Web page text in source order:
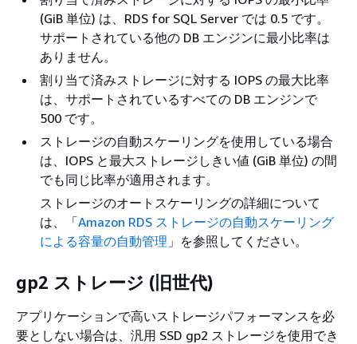
(GiB 単位) は、RDS for SQL Server では 0.5 です。
サポートされている他の DB エンジンに最小比率は
ありません。
割り当て済みストレージに対する IOPS の最大比率
は、サポートされているすべての DB エンジンで
500 です。
ストレージの自動スケーリングを使用している場合
は、IOPS と最大ストレージしきい値 (GiB 単位) の間
でも同じ比率が適用されます。
ストレージのオートスケーリングの詳細について
は、「Amazon RDS ストレージの自動スケーリング
による容量の自動管理 」を参照してください。
gp2 ストレージ (旧世代)
アプリケーションで高いストレージパフォーマンスを必
要としない場合は、汎用 SSD gp2 ストレージを使用でき